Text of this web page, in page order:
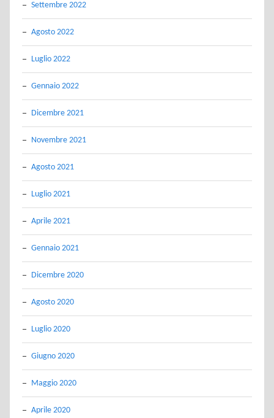
Settembre 2022
Agosto 2022
Luglio 2022
Gennaio 2022
Dicembre 2021
Novembre 2021
Agosto 2021
Luglio 2021
Aprile 2021
Gennaio 2021
Dicembre 2020
Agosto 2020
Luglio 2020
Giugno 2020
Maggio 2020
Aprile 2020